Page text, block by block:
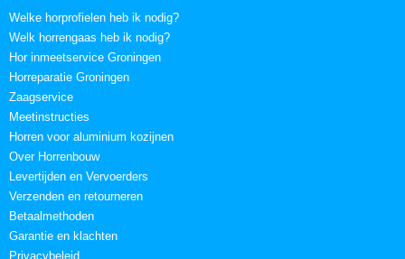
Welke horprofielen heb ik nodig?
Welk horrengaas heb ik nodig?
Hor inmeetservice Groningen
Horreparatie Groningen
Zaagservice
Meetinstructies
Horren voor aluminium kozijnen
Over Horrenbouw
Levertijden en Vervoerders
Verzenden en retourneren
Betaalmethoden
Garantie en klachten
Privacybeleid